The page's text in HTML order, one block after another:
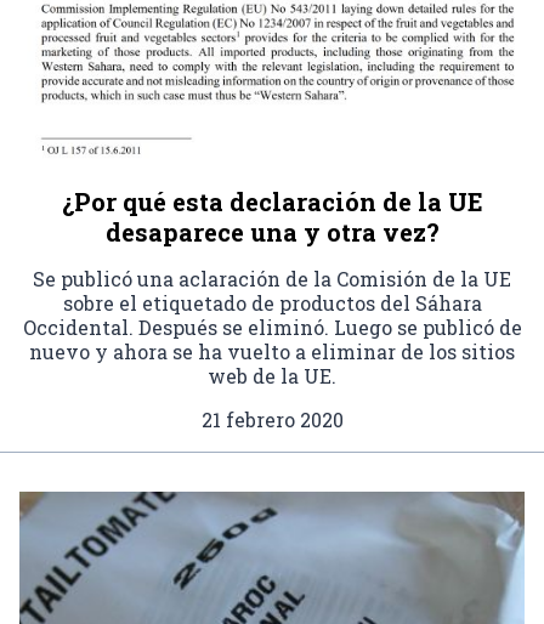
¿Por qué esta declaración de la UE
desaparece una y otra vez?
Se publicó una aclaración de la Comisión de la UE
sobre el etiquetado de productos del Sáhara
Occidental. Después se eliminó. Luego se publicó de
nuevo y ahora se ha vuelto a eliminar de los sitios
web de la UE.
21 febrero 2020